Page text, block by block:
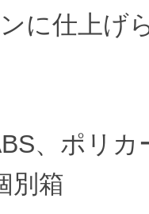
に仕上げ
、ポリ
別箱